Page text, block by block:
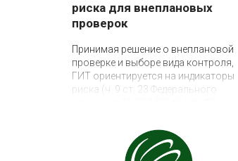
риска для внеплановых
проверок
Принимая решение о внеплановой
проверке и выборе вида контроля,
ГИТ ориентируется на индикаторы
риска (ч. 9 ст. 23 Федерального
(надзоре) и муниципальном
контроле в Российской Федерации»)